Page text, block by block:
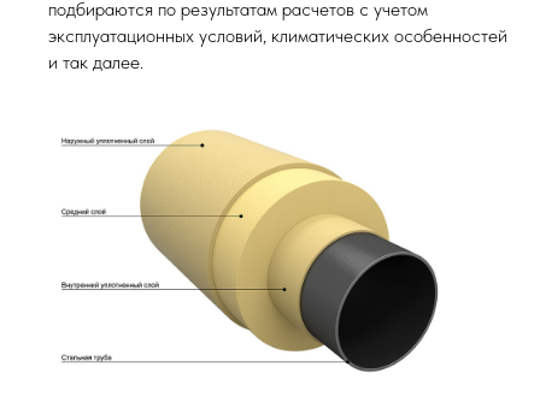
подбираются по результатам расчетов с учетом
эксплуатационных условий, климатических особенностей
и так далее.